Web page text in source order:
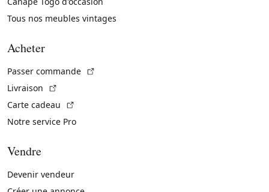
Tous nos meubles vintages
Acheter
Passer commande
Livraison
Carte cadeau
Notre service Pro
Vendre
Devenir vendeur